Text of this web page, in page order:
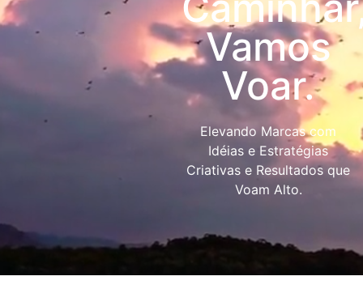
Vamos
Voar.
Elevando Marcas com
Idéias e Estratégias
Criativas e Resultados que
Voam Alto.